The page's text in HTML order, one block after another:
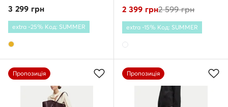
3 299 грн
extra -25% Код: SUMMER
2 399 грн2 599грн
extra -15% Код: SUMMER
Пропозиція Пропозиція